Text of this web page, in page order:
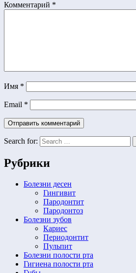
Комментарий *
Имя *
Email *
Search for:
Рубрики
Болезни десен
Гингивит
Пародонтит
Пародонтоз
Болезни зубов
Кариес
Периодонтит
Пульпит
Болезни полости рта
Гигиена полости рта